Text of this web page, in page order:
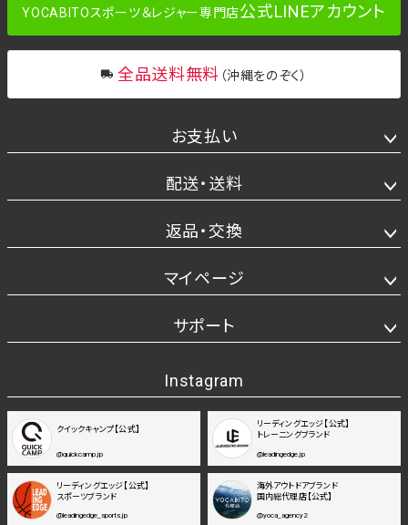
YOCABITOスポーツ＆レジャー専門店公式LINEアカウント
全品送料無料 （沖縄をのぞく）
お支払い
配送・送料
返品・交換
マイページ
サポート
Instagram
クイックキャンプ【公式】
@quickcamp.jp
リーディングエッジ【公式】
トレーニングブランド
@leadingedge.jp
リーディングエッジ【公式】
スポーツブランド
@leadingedge_sports.jp
海外アウトドアブランド
国内総代理店【公式】
@yoca_agency2